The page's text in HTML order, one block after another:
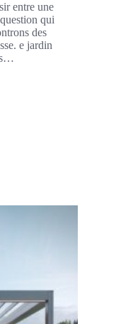
entre une
qui
des
e jardin